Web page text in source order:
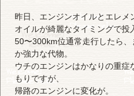
昨日、エンジンオイルとエレメ
オイルが綺麗なタイミングで投
50〜300km位通常走行したら
か強力な代物。
ウチのエンジンはかなりの重
もりですが、
帰路のエンジンに変化が。